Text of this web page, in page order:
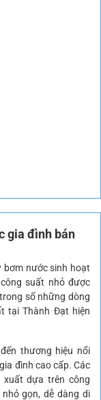
gia đình bán
bơm nước sinh hoạt
suất nhỏ được
số những dòng
tại Thành Đạt hiện
thương hiệu nổi
đình cao cấp. Các
xuất dựa trên công
gọn, dễ dàng di